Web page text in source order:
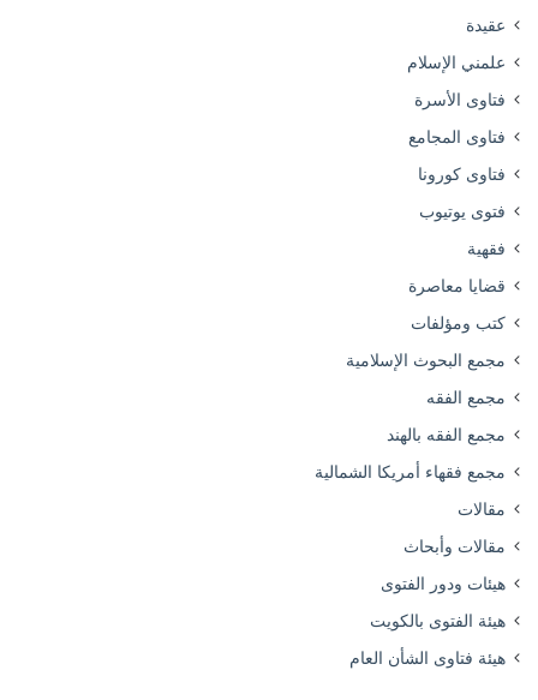
عقيدة
علمني الإسلام
فتاوى الأسرة
فتاوى المجامع
فتاوى كورونا
فتوى يوتيوب
فقهية
قضايا معاصرة
كتب ومؤلفات
مجمع البحوث الإسلامية
مجمع الفقه
مجمع الفقه بالهند
مجمع فقهاء أمريكا الشمالية
مقالات
مقالات وأبحاث
هيئات ودور الفتوى
هيئة الفتوى بالكويت
هيئة فتاوى الشأن العام